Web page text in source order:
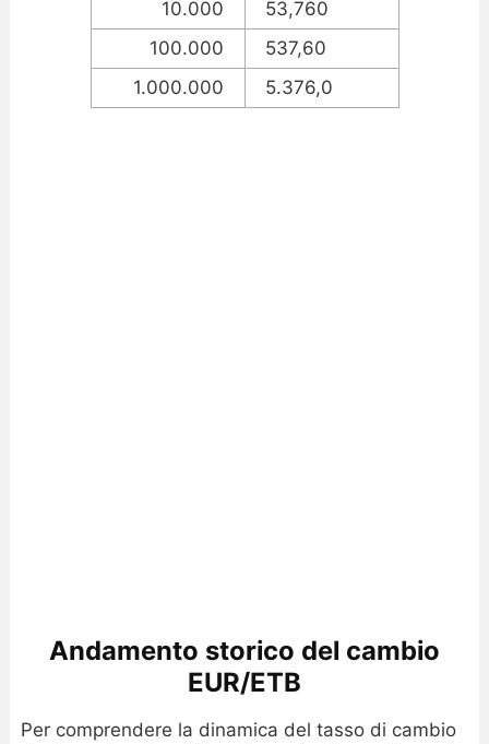
10.000
53,760
100.000
537,60
1.000.000
5.376,0
Andamento storico del cambio
EUR/ETB
Per comprendere la dinamica del tasso di cambio